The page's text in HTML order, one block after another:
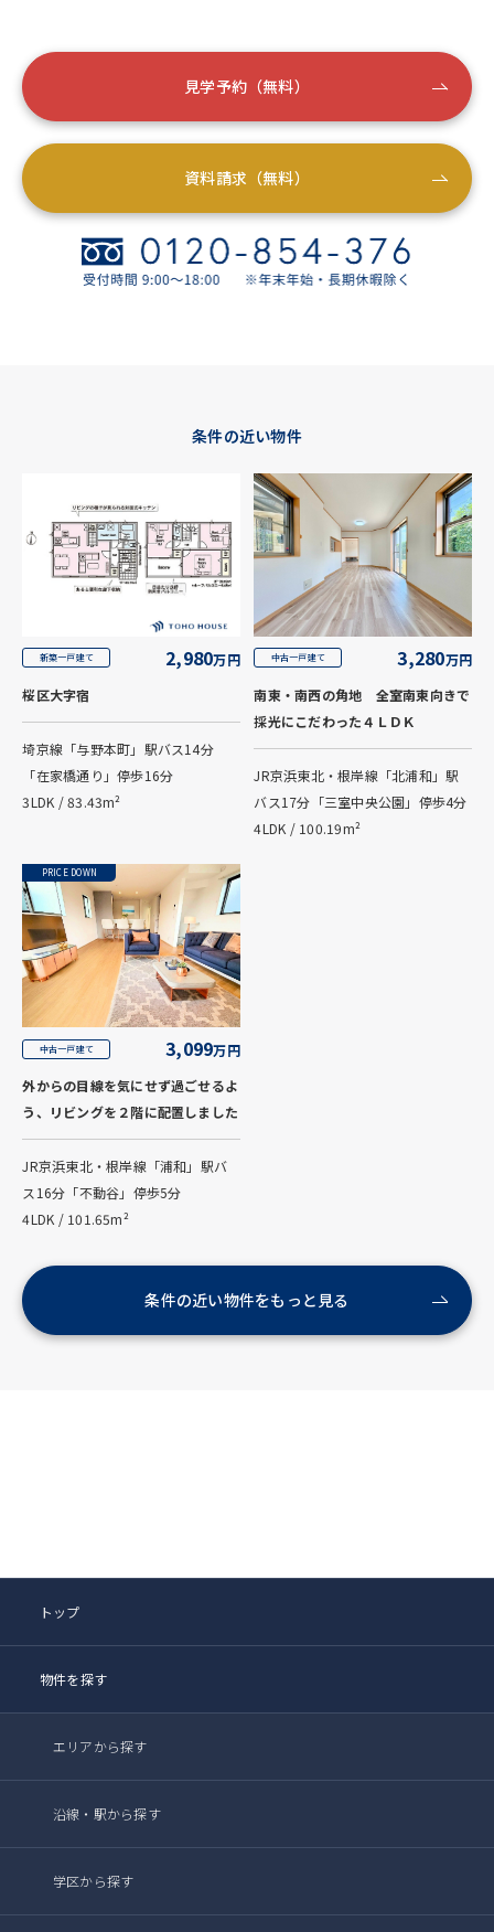
見学予約（無料）
資料請求（無料）
条件の近い物件
新築一戸建て 2,980万円
桜区大字宿
埼京線「与野本町」駅バス14分
「在家橋通り」停歩16分
3LDK / 83.43m²
中古一戸建て 3,280万円
南東・南西の角地 全室南東向きで
採光にこだわった４ＬＤＫ
JR京浜東北・根岸線「北浦和」駅
バス17分「三室中央公園」停歩4分
4LDK / 100.19m²
PRICE DOWN
中古一戸建て 3,099万円
外からの目線を気にせず過ごせるよ
う、リビングを２階に配置しました
JR京浜東北・根岸線「浦和」駅バ
ス16分「不動谷」停歩5分
4LDK / 101.65m²
条件の近い物件をもっと見る
トップ
物件を探す
エリアから探す
沿線・駅から探す
学区から探す